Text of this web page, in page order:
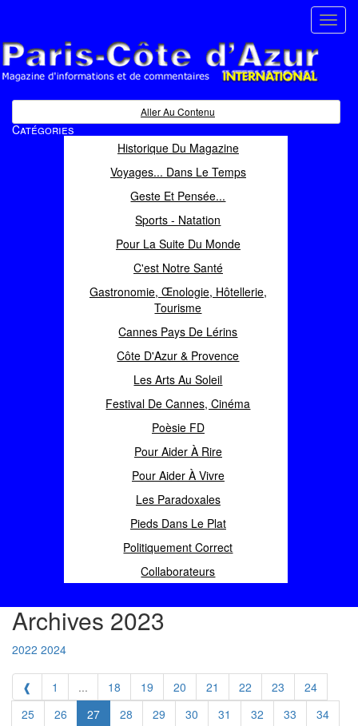
Magazine d'informations et de commentaires
Aller Au Contenu
Catégories
Historique Du Magazine
Voyages... Dans Le Temps
Geste Et Pensée...
Sports - Natation
Pour La Suite Du Monde
C'est Notre Santé
Gastronomie, Œnologie, Hôtellerie,
Tourisme
Cannes Pays De Lérins
Côte D'Azur & Provence
Les Arts Au Soleil
Festival De Cannes, Cinéma
Poèsie FD
Pour Aider À Rire
Pour Aider À Vivre
Les Paradoxales
Pieds Dans Le Plat
Politiquement Correct
Collaborateurs
Archives 2023
2022 2024
❰ 1 ... 18 19 20 21 22 23
24
25
26 27 28 29 30 31 32 33
34